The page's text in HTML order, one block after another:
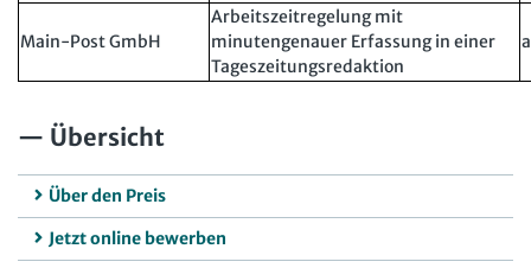
Main-Post GmbH
Arbeitszeitregelung mit
minutengenauer Erfassung in einer
Tageszeitungsredaktion
Übersicht
Über den Preis
Jetzt online bewerben